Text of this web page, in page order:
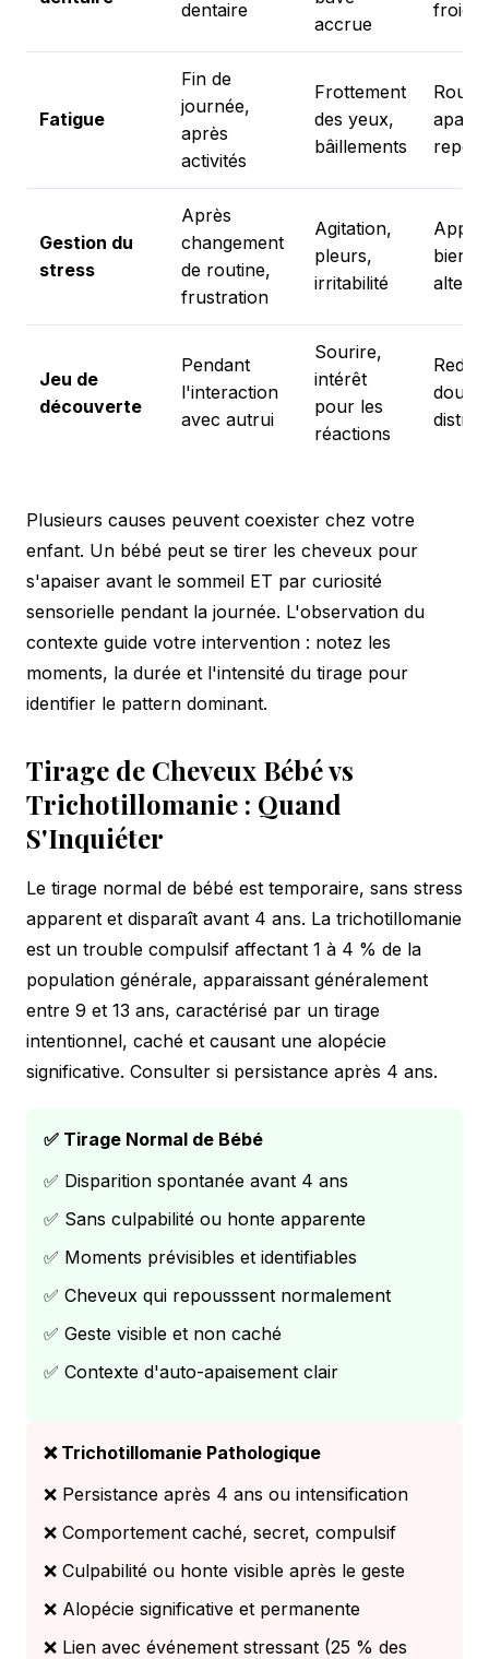
dentaire
accrue
froid
Fatigue
Fin de
journée,
après
activités
Frottement
des yeux,
bâillements
repos
Gestion du
stress
Après
changement
de routine,
frustration
Agitation,
pleurs,
irritabilité
Jeu de
découverte
Pendant
l'interaction
avec autrui
Sourire,
intérêt
pour les
réactions
douce,
Plusieurs causes peuvent coexister chez votre
enfant. Un bébé peut se tirer les cheveux pour
s'apaiser avant le sommeil ET par curiosité
sensorielle pendant la journée. L'observation du
contexte guide votre intervention : notez les
moments, la durée et l'intensité du tirage pour
identifier le pattern dominant.
Tirage de Cheveux Bébé vs
Trichotillomanie : Quand
S'Inquiéter
Le tirage normal de bébé est temporaire, sans stress
apparent et disparaît avant 4 ans. La trichotillomanie
est un trouble compulsif affectant 1 à 4 % de la
population générale, apparaissant généralement
entre 9 et 13 ans, caractérisé par un tirage
intentionnel, caché et causant une alopécie
significative. Consulter si persistance après 4 ans.
✅ Tirage Normal de Bébé
✅ Disparition spontanée avant 4 ans
✅ Sans culpabilité ou honte apparente
✅ Moments prévisibles et identifiables
✅ Cheveux qui repousssent normalement
✅ Geste visible et non caché
✅ Contexte d'auto-apaisement clair
❌ Trichotillomanie Pathologique
❌ Persistance après 4 ans ou intensification
❌ Comportement caché, secret, compulsif
❌ Culpabilité ou honte visible après le geste
❌ Alopécie significative et permanente
❌ Lien avec événement stressant (25 % des